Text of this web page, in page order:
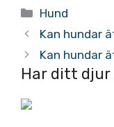
Kategorier
Hund
Kan hundar
Kan hundar
Har ditt djur